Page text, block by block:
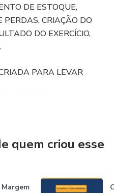
DE ESTOQUE,
PERDAS, CRIAÇÃO DO
DO EXERCÍCIO,
PARA LEVAR
quem criou esse